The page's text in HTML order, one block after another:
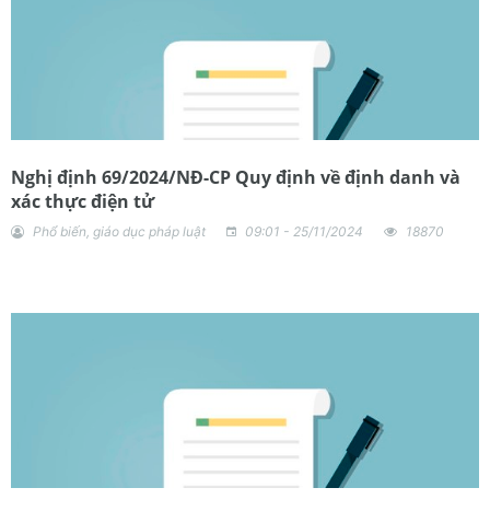
Nghị định 69/2024/NĐ-CP Quy định về định danh và
xác thực điện tử
Phổ biến, giáo dục pháp luật 09:01 - 25/11/2024 18870